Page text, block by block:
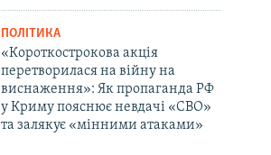
ПОЛІТИКА
«Короткострокова акція
перетворилася на війну на
виснаження»: Як пропаганда РФ
у Криму пояснює невдачі «СВО»
та залякує «мінними атаками»